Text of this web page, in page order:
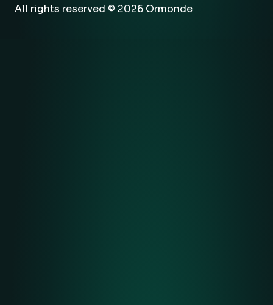
All rights reserved © 2026 Ormonde